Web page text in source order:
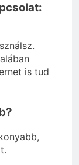
is tud